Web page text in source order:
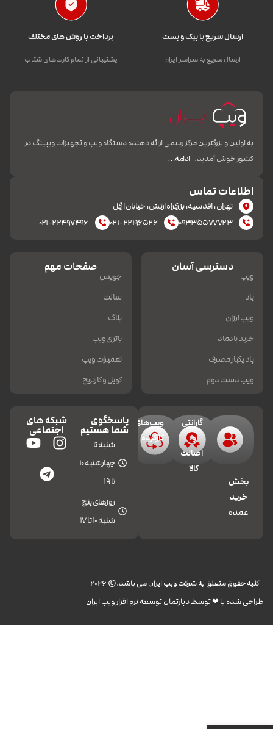
ارسال سریع با پیک و پست
ارسال سریع به سراسر ایران
پرداخت با روش های مختلف
پشتیبانی از تمام کارت‌های شتاب
به اولین و بزرگترین مرکز رسمی ارائه دهنده دستگاه ویپ و تجهیزات ویپینگ در
کشور خوش آمدید. ادامه…
اطلاعات تماس
تهران، اقدسیه، بزرکراه ارتش، خیابان ازگل
۰۹۳۳۵۵۷۷۷۲۳
۰۲۱-۲۲۱۹۶۵۲۶ ۰۲۱-۲۲۴۹۷۴۹۶
دسترسی آسان
ویپ
پاد
ویپ ارزان
خرید پادماد
پاد یکبار مصرف
ویپ دست دوم
صفحات مهم
جویس
سالت
بلاگ
باتری ویپ
تعمیرات ویپ
کویل و کارتریج
بخش
خرید
عمده
گارانتی
و
اصالت
کالا
ویپ‌های
کارکرده
پاسخگوی
شما هستیم
شنبه تا
چهارشنبه 10
تا 19
روزهای پنج
شنبه 10 تا 17
شبکه های
اجتماعی
کليه حقوق متعلق به شرکت ویپ ایران می باشد.© 2026
طراحی شده با ❤︎ توسط دپارتمان توسعه نرم افزار ویپ ایران